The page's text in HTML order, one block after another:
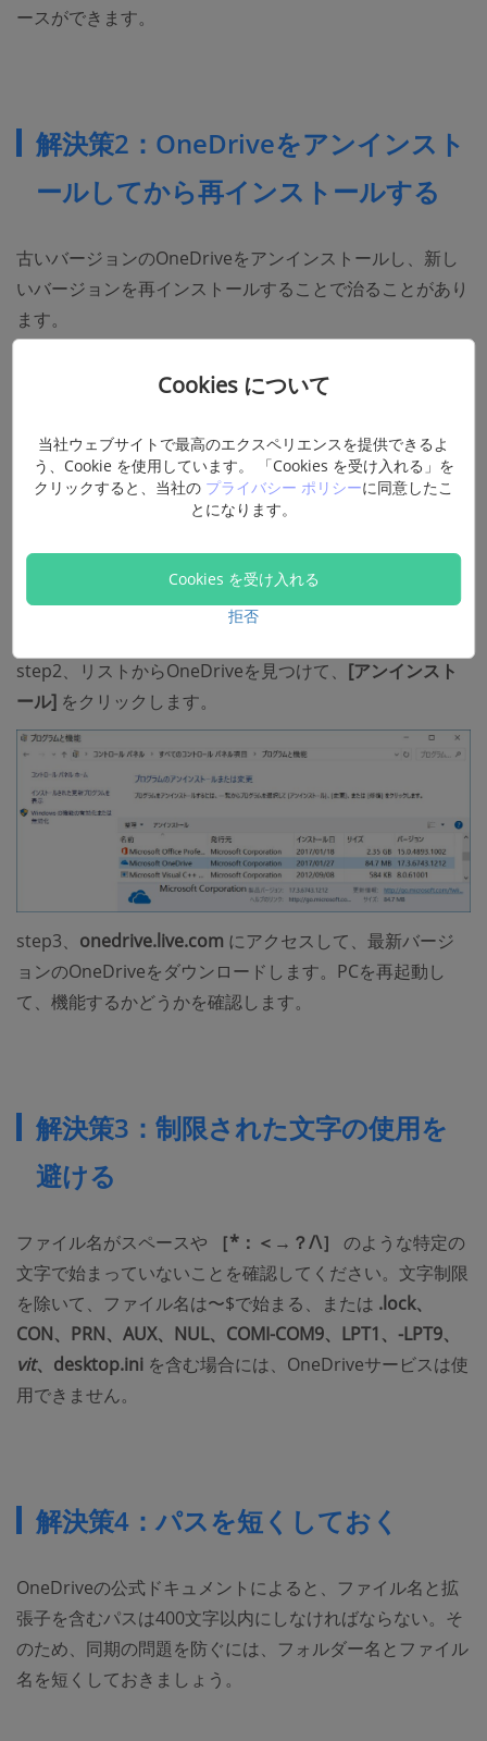
ースができます。
解決策2：OneDriveをアンインスト
ールしてから再インストールする
古いバージョンのOneDriveをアンインストールし、新し
いバージョンを再インストールすることで治ることがあり
ます。
appwiz.cplと入力します。
step2、リストからOneDriveを見つけて、 [アンインスト
ール] をクリックします。
step3、 onedrive.live.com にアクセスして、最新バージ
ョンのOneDriveをダウンロードします。PCを再起動し
て、機能するかどうかを確認します。
解決策3：制限された文字の使用を
避ける
ファイル名がスペースや ［*：＜→？/\］
のような特定の
文字で始まっていないことを確認してください。文字制限
を除いて、ファイル名は〜$で始まる、または .lock、
CON、PRN、AUX、NUL、COMI-COM9、LPT1、-LPT9、
vit、desktop.ini を含む場合には、OneDriveサービスは使
用できません。
解決策4：パスを短くしておく
OneDriveの公式ドキュメントによると、ファイル名と拡
張子を含むパスは400文字以内にしなければならない。そ
のため、同期の問題を防ぐには、フォルダー名とファイル
名を短くしておきましょう。
Cookies について
当社ウェブサイトで最高のエクスペリエンスを提供できるよ
う、Cookie を使用しています。 「Cookies を受け入れる」を
クリックすると、当社の プライバシー ポリシーに同意したこ
とになります。
Cookies を受け入れる
拒否